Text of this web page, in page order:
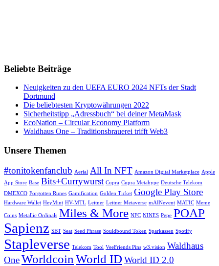
Beliebte Beiträge
Neuigkeiten zu den UEFA EURO 2024 NFTs der Stadt
Dortmund
Die beliebtesten Kryptowährungen 2022
Sicherheitstipp „Adressbuch“ bei deiner MetaMask
EcoNation – Circular Economy Platform
Waldhaus One – Traditionsbrauerei trifft Web3
Unsere Themen
#tonitokenfanclub Aerial All In NFT Amazon Digital Marketplace Apple
App Store Base Bits+Currywurst Cupra Cupra Metahype Deutsche Telekom
DMEXCO Forgotten Runes Gamification Golden Ticket Google Play Store
Hardware Wallet HeyMint HV-MTL Leitner Leitner Metaverse mAINevent MATIC Meme
Coins Metallic Ordinals Miles & More NFC NINES Pepe POAP
Sapienz SBT Seat Seed Phrase Souldbound Token Sparkassen Spotify
Stapleverse Telekom Tool VeeFriends Pins w3.vision Waldhaus
OneWorldcoin World ID World ID 2.0